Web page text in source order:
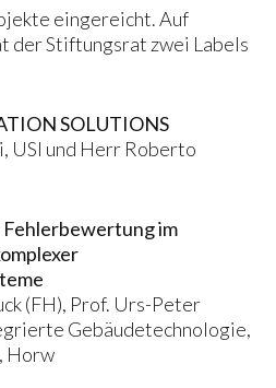
eingereicht. Auf
der Stiftungsrat zwei Labels
SOLUTIONS
USI und Herr Roberto
im
(FH), Prof. Urs-Peter
Gebäudetechnologie,
Horw